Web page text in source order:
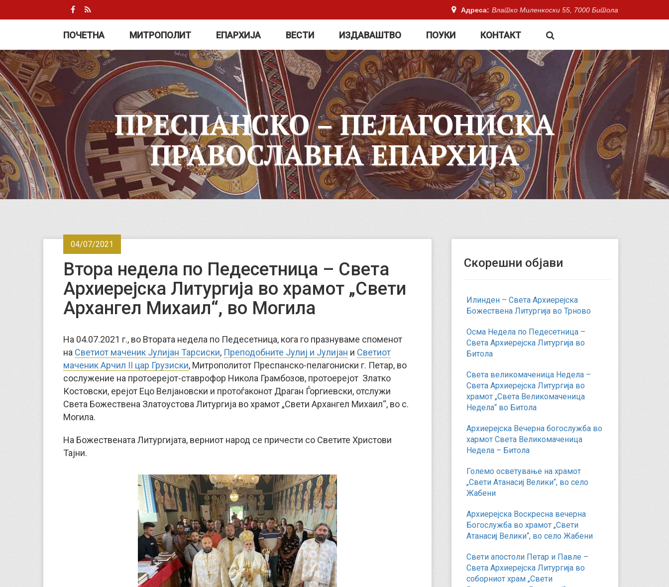
Адреса: Влатко Миленкоски 55, 7000 Битола
ПОЧЕТНА МИТРОПОЛИТ ЕПАРХИЈА ВЕСТИ ИЗДАВАШТВО ПОУКИ КОНТАКТ
ПРЕСПАНСКО – ПЕЛАГОНИСКА
ПРАВОСЛАВНА ЕПАРХИЈА
04/07/2021
Втора недела по Педесетница – Света
Архиерејска Литургија во храмот „Свети
Архангел Михаил“, во Могила
На 04.07.2021 г., во Втората недела по Педесетница, кога го празнуваме споменот
на Светиот маченик Јулијан Тарсиски, Преподобните Јулиј и Јулијан и Светиот
маченик Арчил II цар Грузиски, Митрополитот Преспанско-пелагониски г. Петар, во
сослужение на протоерејот-ставрофор Никола Грамбозов, протоерејот Златко
Костовски, ерејот Ецо Велјановски и протоѓаконот Драган Ѓоргиевски, отслужи
Света Божествена Златоустова Литургија во храмот „Свети Архангел Михаил“, во с.
Могила.
На Божествената Литургијата, верниот народ се причести со Светите Христови
Тајни.
Скорешни објави
Илинден – Света Архиерејска
Божествена Литургија во Трново
Осма Недела по Педесетница –
Света Архиерејска Литургија во
Битола
Света великомаченица Недела –
Света Архиерејска Литургија во
храмот „Света Великомаченица
Недела“ во Битола
Архиерејска Вечерна богослужба во
хармот Света Великомаченица
Недела – Битола
Големо осветување на храмот
„Свети Атанасиј Велики“, во село
Жабени
Архиерејска Воскресна вечерна
Богослужба во храмот „Свети
Атанасиј Велики“, во село Жабени
Свети апостоли Петар и Павле –
Света Архиерејска Литургија во
соборниот храм „Свети